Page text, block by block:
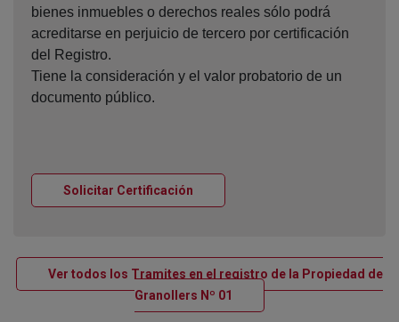
bienes inmuebles o derechos reales sólo podrá
acreditarse en perjuicio de tercero por certificación
del Registro.
Tiene la consideración y el valor probatorio de un
documento público.
Solicitar Certificación
Ver todos los Tramites en el registro de la Propiedad de
Granollers Nº 01
Ventana nueva